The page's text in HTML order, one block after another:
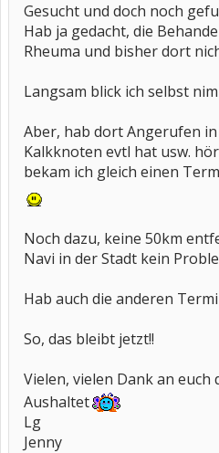
Gesucht und doch noch
Hab ja gedacht, die
Rheuma und bisher dort
Langsam blick ich selbst
Aber, hab dort Angerufen
Kalkknoten evtl hat usw.
bekam ich gleich einen
Noch dazu, keine 50km
Navi in der Stadt kein
Hab auch die anderen
So, das bleibt jetzt!!
Vielen, vielen Dank an euch
Aushaltet
Lg
Jenny